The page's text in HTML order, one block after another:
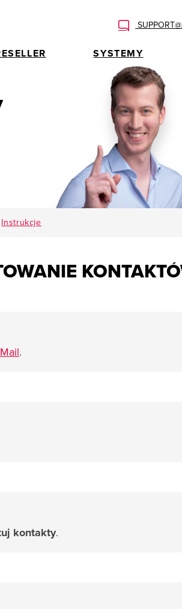
SYSTEMY
Instrukcje
.
kontakty.